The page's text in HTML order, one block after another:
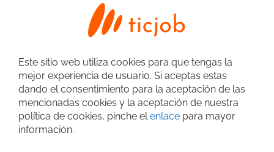
Búsqueda avanzada
Este sitio web utiliza cookies para que tengas la
mejor experiencia de usuario. Si aceptas estas
dando el consentimiento para la aceptación de las
mencionadas cookies y la aceptación de nuestra
política de cookies, pinche elenlace para mayor
información.